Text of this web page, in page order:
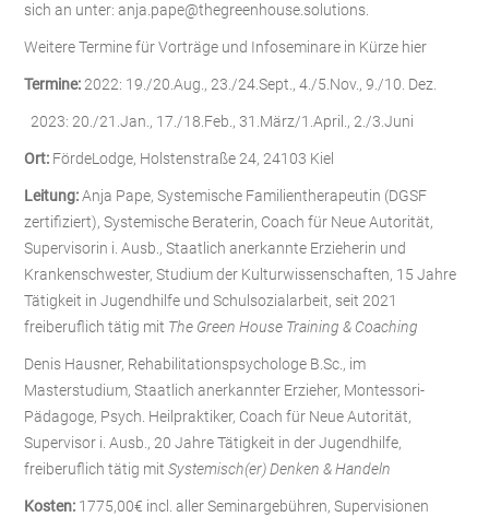
sich an unter: anja.pape@thegreenhouse.solutions.
Weitere Termine für Vorträge und Infoseminare in Kürze hier
Termine: 2022: 19./20.Aug., 23./24.Sept., 4./5.Nov., 9./10. Dez.
2023: 20./21.Jan., 17./18.Feb., 31.März/1.April., 2./3.Juni
Ort: FördeLodge, Holstenstraße 24, 24103 Kiel
Leitung:Anja Pape, Systemische Familientherapeutin (DGSF
zertifiziert), Systemische Beraterin, Coach für Neue Autorität,
Supervisorin i. Ausb., Staatlich anerkannte Erzieherin und
Krankenschwester, Studium der Kulturwissenschaften, 15 Jahre
Tätigkeit in Jugendhilfe und Schulsozialarbeit, seit 2021
freiberuflich tätig mit The Green House Training & Coaching
Denis Hausner, Rehabilitationspsychologe B.Sc., im
Masterstudium, Staatlich anerkannter Erzieher, Montessori-
Pädagoge, Psych. Heilpraktiker, Coach für Neue Autorität,
Supervisor i. Ausb., 20 Jahre Tätigkeit in der Jugendhilfe,
freiberuflich tätig mitSystemisch(er) Denken & Handeln
Kosten: 1775,00€ incl. aller Seminargebühren, Supervisionen